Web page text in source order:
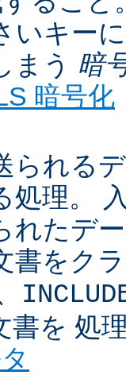
いキー
まう 暗
暗号化
られる
処理。
れたデ
書をク
書を 処